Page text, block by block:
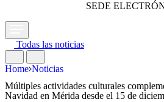
SEDE
Todas las noticias
Home Noticias
Múltiples actividades culturales
Navidad en Mérida desde el 15 de